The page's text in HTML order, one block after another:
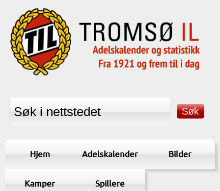
Hjem Adelskalender Bilder
Kamper Spillere